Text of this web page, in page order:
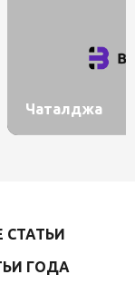
Чаталджа
ГОДА